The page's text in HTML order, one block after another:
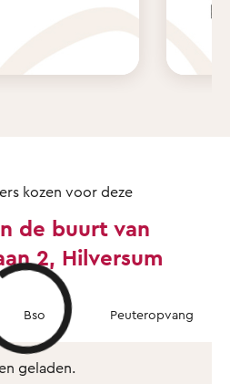
kozen voor deze
de buurt van
2, Hilversum
Bso Peuteropvang
geladen.